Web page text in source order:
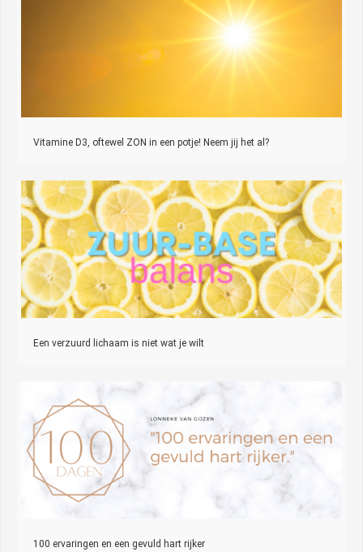
Vitamine D3, oftewel ZON in een potje! Neem jij het al?
Een verzuurd lichaam is niet wat je wilt
100 ervaringen en een gevuld hart rijker